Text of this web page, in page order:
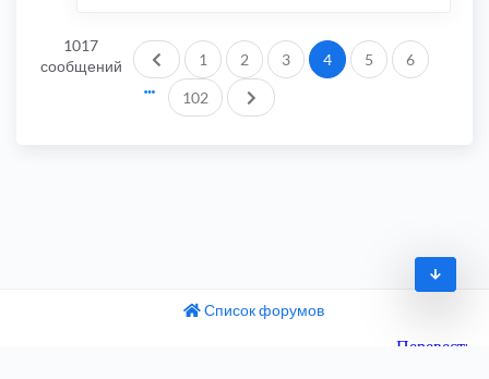
1017
сообщений
Пред.
1 2 3 4 5 6
102 След.
Список форумов